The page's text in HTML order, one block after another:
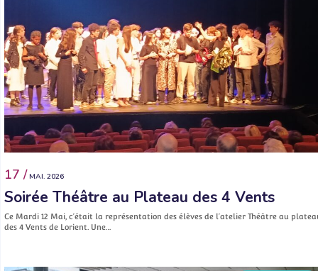
17 / MAI. 2026
Soirée Théâtre au Plateau des 4 Vents
Ce Mardi 12 Mai, c’était la représentation des élèves de l’atelier Théâtre au
des 4 Vents de Lorient. Une…